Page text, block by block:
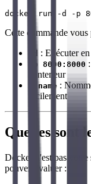
Cette commande vous
: Exécuter
-p 8000:8000
conteneur
--name :
facilement
Quelles sont
Docker n'est pas
pouvez évaluer :